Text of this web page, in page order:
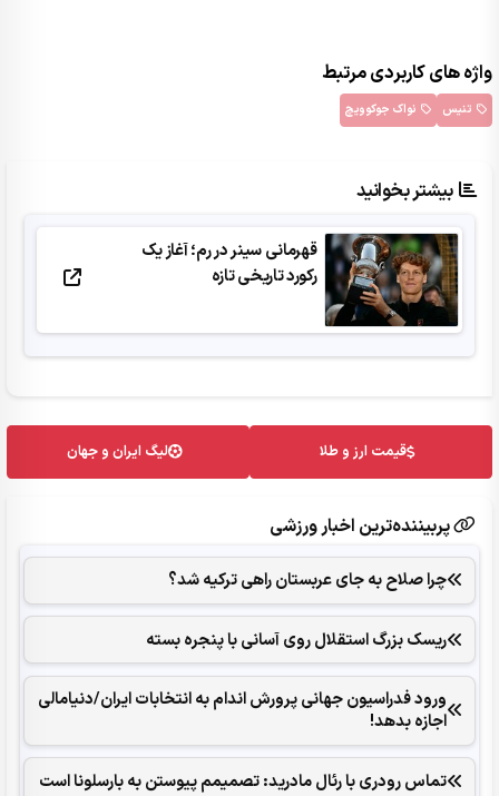
واژه های کاربردی مرتبط
تنیس نواک جوکوویچ
بیشتر بخوانید
قهرمانی سینر در رم؛ آغاز یک
رکورد تاریخی تازه
قیمت ارز و طلا لیگ ایران و جهان
پربیننده‌ترین اخبار ورزشی
چرا صلاح به جای عربستان راهی ترکیه شد؟
ریسک بزرگ استقلال روی آسانی با پنجره بسته
ورود فدراسیون جهانی پرورش اندام به انتخابات ایران/دنیامالی
اجازه بدهد!
تماس رودری با رئال مادرید: تصمیمم پیوستن به بارسلونا است